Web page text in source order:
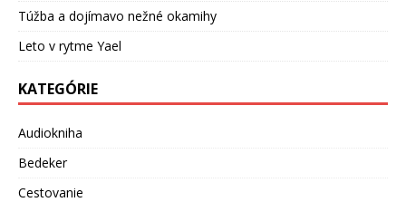
Túžba a dojímavo nežné okamihy
Leto v rytme Yael
KATEGÓRIE
Audiokniha
Bedeker
Cestovanie